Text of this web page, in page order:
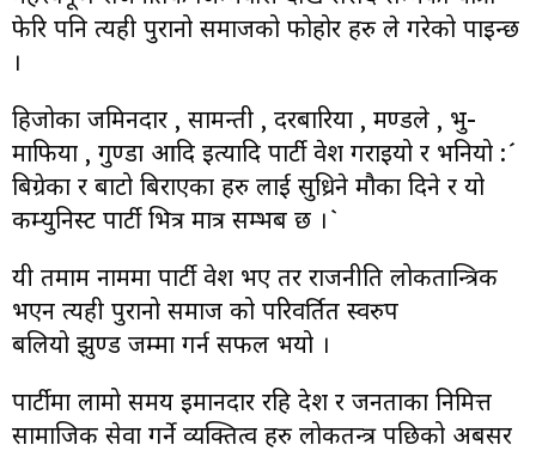
फेरि पनि त्यही पुरानो समाजको फोहोर हरु ले गरेको पाइन्छ
।
हिजोका जमिनदार , सामन्ती , दरबारिया , मण्डले , भु-
माफिया , गुण्डा आदि इत्यादि पार्टी प्रवेश गराइयो र भनियो :´
बिग्रेका र बाटो बिराएका हरु लाई सुध्रिने मौका दिने र यो
कम्युनिस्ट पार्टी भित्र मात्र सम्भब छ ।`
यी तमाम नाममा पार्टी प्रवेश भए तर राजनीति लोकतान्त्रिक
भएन त्यही पुरानो समाज को परिवर्तित स्वरुप
बलियो झुण्ड जम्मा गर्न सफल भयो ।
पार्टीमा लामो समय इमानदार रहि देश र जनताका निमित्त
सामाजिक सेवा गर्ने व्यक्तित्व हरु लोकतन्त्र पछिको अबसर